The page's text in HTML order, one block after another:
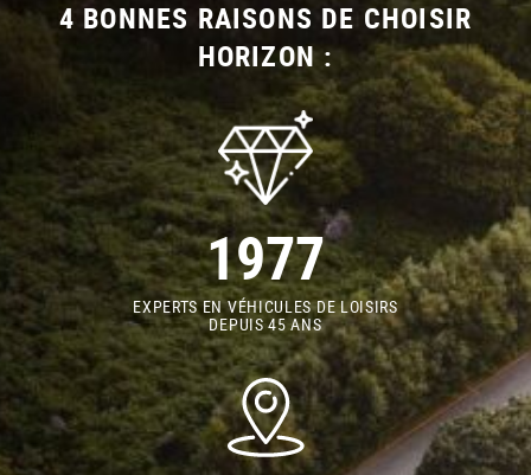
4 BONNES RAISONS DE CHOISIR
HORIZON :
1977
EXPERTS EN VÉHICULES DE LOISIRS
DEPUIS 45 ANS